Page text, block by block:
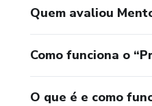
Quem avaliou
Como funciona o
O que é e como